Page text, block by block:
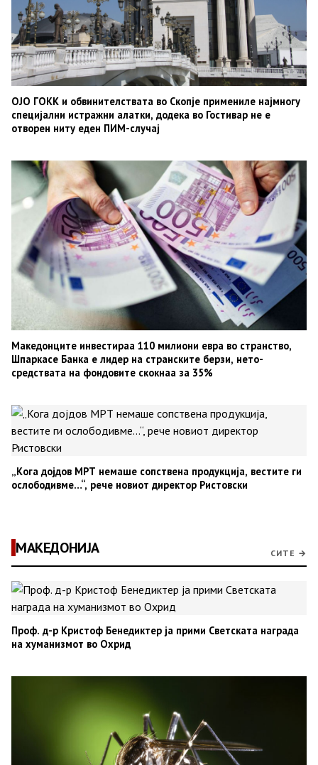
ОЈО ГОКК и обвинителствата во Скопје примениле најмногу
специјални истражни алатки, додека во Гостивар не е
отворен ниту еден ПИМ-случај
Македонците инвестираа 110 милиони евра во странство,
Шпаркасе Банка е лидер на странските берзи, нето-
средствата на фондовите скокнаа за 35%
„Кога дојдов МРТ немаше сопствена продукција, вестите ги
ослободивме…“, рече новиот директор Ристовски
МАКЕДОНИЈА СИТЕ →
Проф. д-р Кристоф Бенедиктер ја прими Светската награда
на хуманизмот во Охрид